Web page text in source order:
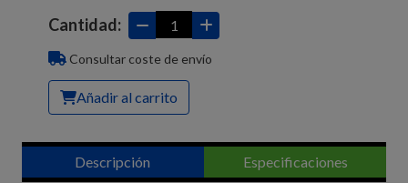
Cantidad:
Consultar coste de envío
Añadir al carrito
Descripción Especificaciones